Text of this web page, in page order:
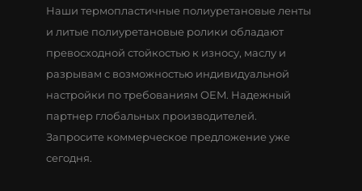
Наши термопластичные полиуретановые ленты
и литые полиуретановые ролики обладают
превосходной стойкостью к износу, маслу и
разрывам с возможностью индивидуальной
настройки по требованиям OEM. Надежный
партнер глобальных производителей.
Запросите коммерческое предложение уже
сегодня.